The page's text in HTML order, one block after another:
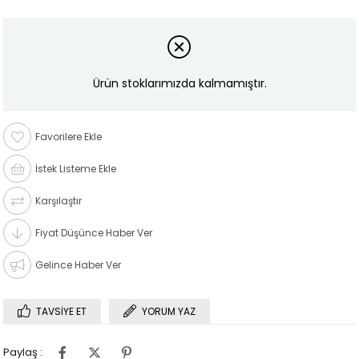
Ürün stoklarımızda kalmamıştır.
Favorilere Ekle
İstek Listeme Ekle
Karşılaştır
Fiyat Düşünce Haber Ver
Gelince Haber Ver
TAVSIYE ET YORUM YAZ
Paylaş :